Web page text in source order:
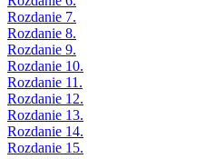
Rozdanie 7.
Rozdanie 8.
Rozdanie 9.
Rozdanie 10.
Rozdanie 11.
Rozdanie 12.
Rozdanie 13.
Rozdanie 14.
Rozdanie 15.